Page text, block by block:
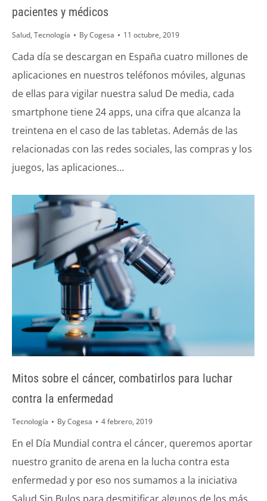
pacientes y médicos
Salud, Tecnología ByCogesa 11 octubre, 2019
Cada día se descargan en España cuatro millones de
aplicaciones en nuestros teléfonos móviles, algunas
de ellas para vigilar nuestra salud De media, cada
smartphone tiene 24 apps, una cifra que alcanza la
treintena en el caso de las tabletas. Además de las
relacionadas con las redes sociales, las compras y los
juegos, las aplicaciones…
Mitos sobre el cáncer, combatirlos para luchar
contra la enfermedad
Tecnología ByCogesa 4 febrero, 2019
En el Día Mundial contra el cáncer, queremos aportar
nuestro granito de arena en la lucha contra esta
enfermedad y por eso nos sumamos a la iniciativa